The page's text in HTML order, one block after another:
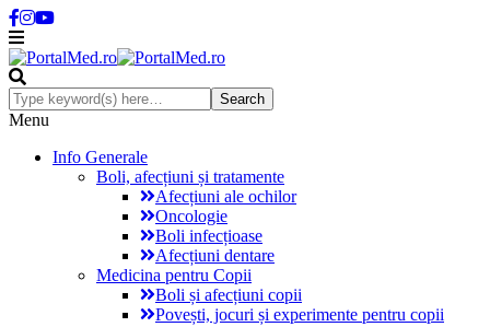
Menu
Info Generale
Boli, afecțiuni și tratamente
Afecțiuni ale ochilor
Oncologie
Boli infecțioase
Afecțiuni dentare
Medicina pentru Copii
Boli și afecțiuni copii
Povești, jocuri și experimente pentru copii